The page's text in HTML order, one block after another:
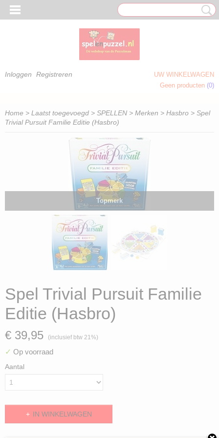
Inloggen Registreren
UW WINKELWAGEN
Geen producten (0)
Home > Laatst toegevoegd > SPELLEN > Merken > Hasbro > Spel
Trivial Pursuit Familie Editie (Hasbro)
Topmerk
Spel Trivial Pursuit Familie
Editie (Hasbro)
€ 39,95 (inclusief btw 21%)
✓ Op voorraad
Aantal
IN WINKELWAGEN